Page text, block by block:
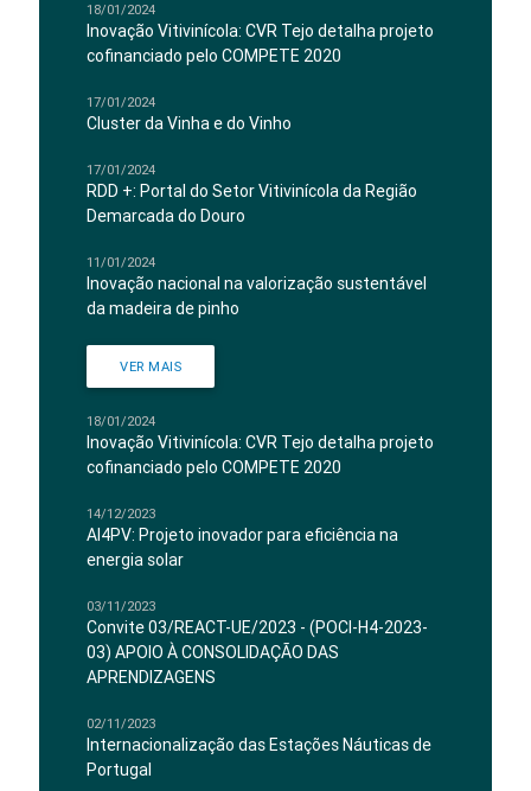
18/01/2024
Inovação Vitivinícola: CVR Tejo detalha projeto
cofinanciado pelo COMPETE 2020
17/01/2024
Cluster da Vinha e do Vinho
17/01/2024
RDD +: Portal do Setor Vitivinícola da Região
Demarcada do Douro
11/01/2024
Inovação nacional na valorização sustentável
da madeira de pinho
VER MAIS
18/01/2024
Inovação Vitivinícola: CVR Tejo detalha projeto
cofinanciado pelo COMPETE 2020
14/12/2023
AI4PV: Projeto inovador para eficiência na
energia solar
03/11/2023
Convite 03/REACT-UE/2023 - (POCI-H4-2023-
03) APOIO À CONSOLIDAÇÃO DAS
APRENDIZAGENS
02/11/2023
Internacionalização das Estações Náuticas de
Portugal